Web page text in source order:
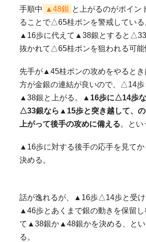
手順中 ▲48銀 と上がるのがポイン
ることで△65桂ポンを警戒している
▲16歩に代えて▲38銀とすると
抜かれて△65桂ポンを狙われる可能
先手が▲45桂ポンの攻めをやると
方が金銀の連結が良いので、△14歩
▲38銀と上がる。
▲16歩に△14歩
△33銀なら▲15歩と突き越して、
上がって後手の攻めに備える。とい
▲16歩に対する後手の応手を見てか
決める。
話が逸れるが、▲16歩△14歩と受け
▲46歩とあくまで銀の動きを保留し
て▲38銀か▲48銀かを決める、とい
る。